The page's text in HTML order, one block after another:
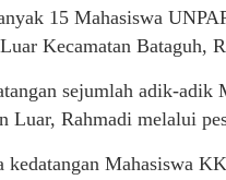
15 Mahasiswa
Kecamatan Bataguh,
sejumlah adik-
Luar, Rahmadi melalui
kedatangan Mahasiswa